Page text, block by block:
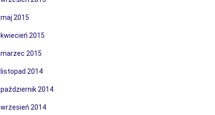
maj 2015
kwiecień 2015
marzec 2015
listopad 2014
październik 2014
wrzesień 2014